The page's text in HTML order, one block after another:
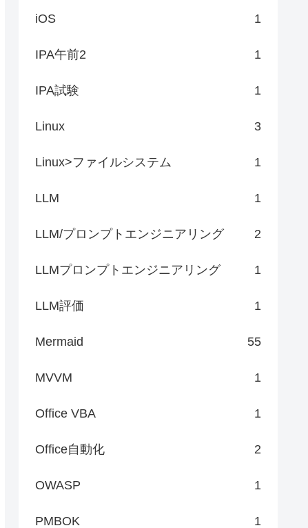
iOS 1
IPA午前2 1
IPA試験 1
Linux 3
Linux>ファイルシステム 1
LLM 1
LLM/プロンプトエンジニアリング 2
LLMプロンプトエンジニアリング 1
LLM評価 1
Mermaid 55
MVVM 1
Office VBA 1
Office自動化 2
OWASP 1
PMBOK 1